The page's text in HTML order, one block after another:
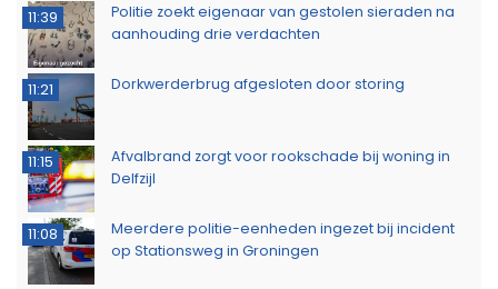
11:39
Politie zoekt eigenaar van gestolen sieraden na
aanhouding drie verdachten
11:21 Dorkwerderbrug afgesloten door storing
11:15
Afvalbrand zorgt voor rookschade bij woning in
Delfzijl
11:08
Meerdere politie-eenheden ingezet bij incident
op Stationsweg in Groningen